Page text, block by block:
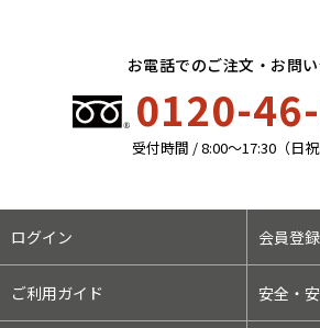
お電話でのご注文・お問
0120-
受付時間 / 8:00〜17:30（日祝
ログイン 会員登録
ご利用ガイド 安全・